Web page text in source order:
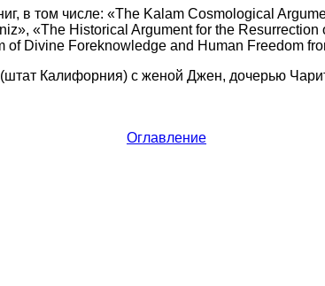
в том числе: «The Kalam Cosmological
«The Historical Argument for the Resurrection
of Divine Foreknowledge and Human Freedom
Калифорния) с женой Джен, дочерью
Оглавление